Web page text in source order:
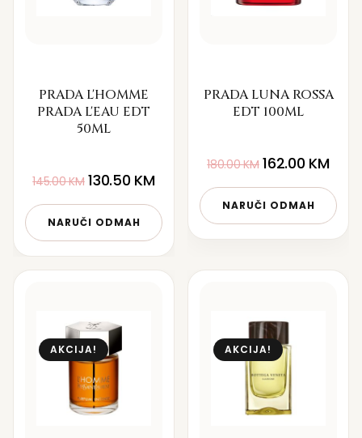
PRADA L'HOMME
PRADA L'EAU EDT
50ML
145.00KM 130.50 KM
NARUČI ODMAH
PRADA LUNA ROSSA
EDT 100ML
180.00KM 162.00 KM
NARUČI ODMAH
AKCIJA! AKCIJA!